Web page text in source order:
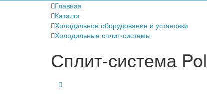
Главная
Каталог
Холодильное оборудование и установки
Холодильные сплит-системы
Сплит-система